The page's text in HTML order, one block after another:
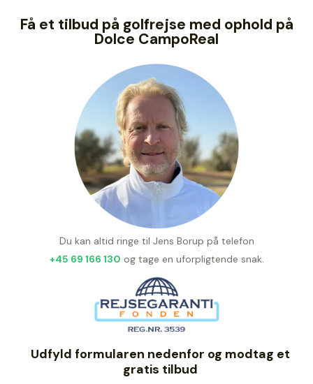
Få et tilbud på golfrejse med ophold på
Dolce CampoReal
Du kan altid ringe til Jens Borup på telefon
+45 69 166 130 og tage en uforpligtende snak.
Udfyld formularen nedenfor og modtag et
gratis tilbud